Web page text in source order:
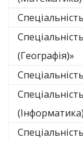
(Географія)»
(Інформатика)